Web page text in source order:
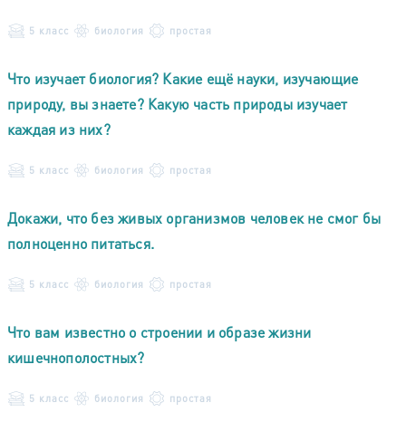
5 класс биология простая
Что изучает биология? Какие ещё науки, изучающие
природу, вы знаете? Какую часть природы изучает
каждая из них?
5 класс биология простая
Докажи, что без живых организмов человек не смог бы
полноценно питаться.
5 класс биология простая
Что вам известно о строении и образе жизни
кишечнополостных?
5 класс биология простая